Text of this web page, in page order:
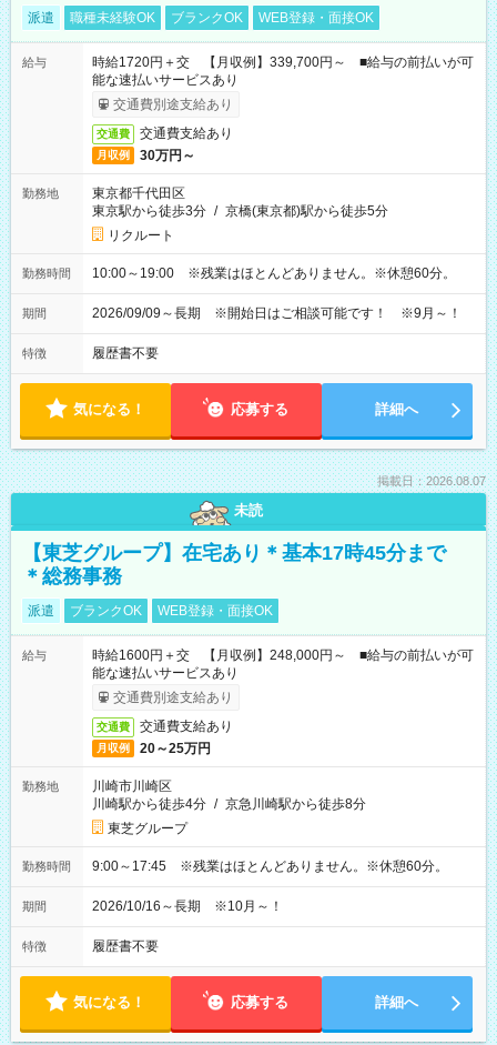
派遣 職種未経験OK ブランクOK WEB登録・面接OK
給与
時給1720円＋交 【月収例】339,700円～ ■給与の前払いが可
能な速払いサービスあり
交通費別途支給あり
交通費 交通費支給あり
月収例 30万円～
勤務地
東京都千代田区
東京駅から徒歩3分 / 京橋(東京都)駅から徒歩5分
リクルート
勤務時間 10:00～19:00 ※残業はほとんどありません。※休憩60分。
期間 2026/09/09～長期 ※開始日はご相談可能です！ ※9月～！
特徴 履歴書不要
気になる！ 応募する 詳細へ
掲載日：2026.08.07
未読
【東芝グループ】在宅あり＊基本17時45分まで
＊総務事務
派遣 ブランクOK WEB登録・面接OK
給与
時給1600円＋交 【月収例】248,000円～ ■給与の前払いが可
能な速払いサービスあり
交通費別途支給あり
交通費 交通費支給あり
月収例 20～25万円
勤務地
川崎市川崎区
川崎駅から徒歩4分 / 京急川崎駅から徒歩8分
東芝グループ
勤務時間 9:00～17:45 ※残業はほとんどありません。※休憩60分。
期間 2026/10/16～長期 ※10月～！
特徴 履歴書不要
気になる！ 応募する 詳細へ